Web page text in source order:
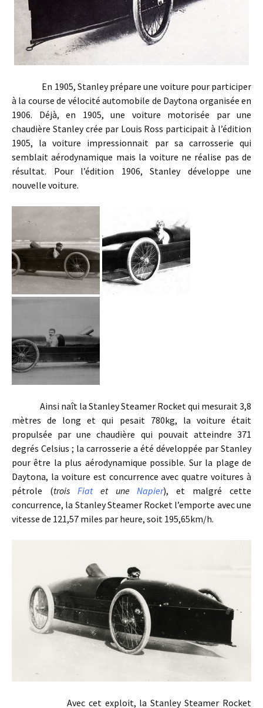
En 1905, Stanley prépare une voiture pour participer
à la course de vélocité automobile de Daytona organisée en
1906. Déjà, en 1905, une voiture motorisée par une
chaudière Stanley crée par Louis Ross participait à l’édition
1905, la voiture impressionnait par sa carrosserie qui
semblait aérodynamique mais la voiture ne réalise pas de
résultat. Pour l’édition 1906, Stanley développe une
nouvelle voiture.
Ainsi naît la Stanley Steamer Rocket qui mesurait 3,8
mètres de long et qui pesait 780kg, la voiture était
propulsée par une chaudière qui pouvait atteindre 371
degrés Celsius ; la carrosserie a été développée par Stanley
pour être la plus aérodynamique possible. Sur la plage de
Daytona, la voiture est concurrence avec quatre voitures à
pétrole (trois Fiatet uneNapier), et malgré cette
concurrence, la Stanley Steamer Rocket l’emporte avec une
vitesse de 121,57 miles par heure, soit 195,65km/h.
Avec cet exploit, la Stanley Steamer Rocket